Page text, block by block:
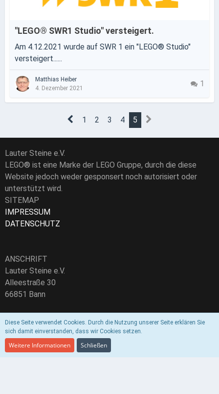
"LEGO® SWR1 Studio" versteigert.
Am 4.12.2021 wurde auf SWR 1 ein "LEGO® Studio"
versteigert......
Matthias Heiber
4. Dezember 2021
1
1 2 3 4 5
Lauter Steine e.V.
LEGO® ist eine Marke der LEGO Gruppe, durch die diese
Website jedoch weder gesponsert noch autorisiert oder
unterstützt wird.
SITEMAP
IMPRESSUM
DATENSCHUTZ
ANSCHRIFT
Lauter Steine e.V.
Alleestraße 30
66851 Bann
Vereinsregister-Nr.: VR30652
E-Mail:info@lautersteine.de
Diese Seite verwendet Cookies. Durch die Nutzung unserer Seite erklären Sie
sich damit einverstanden, dass wir Cookies setzen.
Weitere Informationen Schließen